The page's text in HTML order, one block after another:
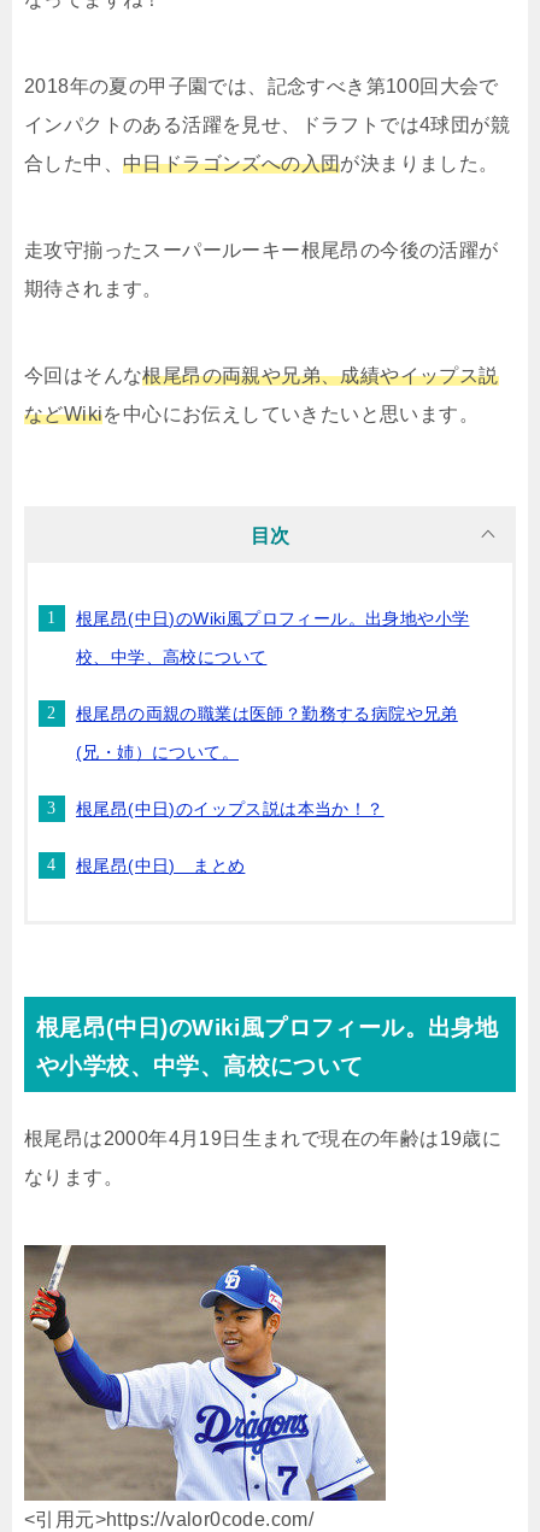
2018年の夏の甲子園では、記念すべき第100回大会で
インパクトのある活躍を見せ、ドラフトでは4球団が競
合した中、 中日ドラゴンズへの入団が決まりました。
走攻守揃ったスーパールーキー根尾昂の今後の活躍が
期待されます。
今回はそんな根尾昂の両親や兄弟、成績やイップス説
などWikiを中心にお伝えしていきたいと思います。
目次
根尾昂(中日)のWiki風プロフィール。出身地や小学
校、中学、高校について
根尾昂の両親の職業は医師？勤務する病院や兄弟
(兄・姉）について。
根尾昂(中日)のイップス説は本当か！？
根尾昂(中日) まとめ
根尾昂(中日)のWiki風プロフィール。出身地
や小学校、中学、高校について
根尾昂は2000年4月19日生まれで現在の年齢は19歳に
なります。
<引用元>https://valor0code.com/